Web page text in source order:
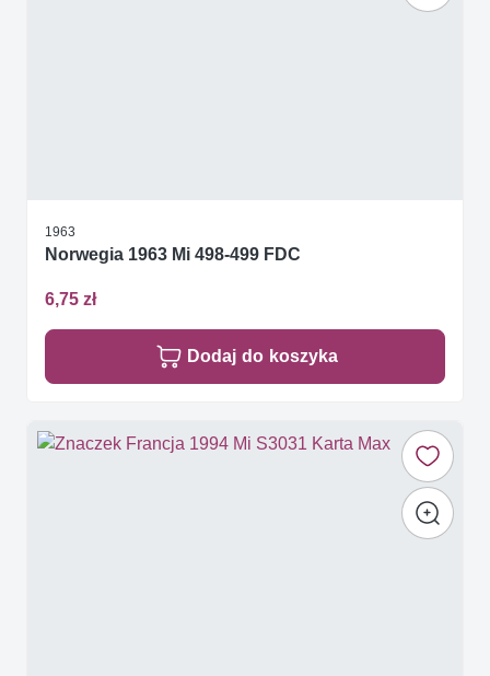
1963
Norwegia 1963 Mi 498-499 FDC
6,75 zł
Dodaj do koszyka